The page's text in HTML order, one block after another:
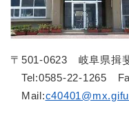
〒501-0623 岐阜県揖
Tel:0585-22-1265
Mail: